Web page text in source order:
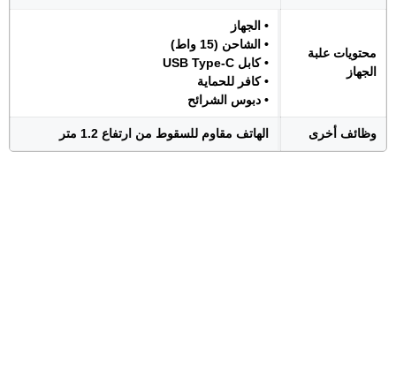
محتويات علبة
الجهاز
• الجهاز
• الشاحن (15 واط)
• كابل USB Type-C
• كافر للحماية
• دبوس الشرائح
وظائف أخرى الهاتف مقاوم للسقوط من ارتفاع 1.2 متر